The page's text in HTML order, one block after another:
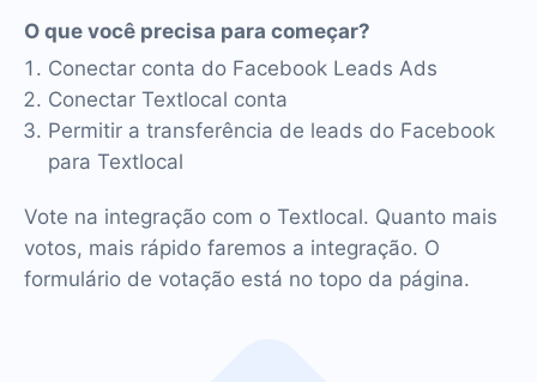
O que você precisa para começar?
Conectar conta do Facebook Leads Ads
Conectar Textlocal conta
Permitir a transferência de leads do Facebook
para Textlocal
Vote na integração com o Textlocal. Quanto mais
votos, mais rápido faremos a integração. O
formulário de votação está no topo da página.